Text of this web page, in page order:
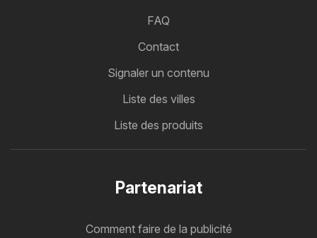
FAQ
Contact
Signaler un contenu
Liste des villes
Liste des produits
Partenariat
Comment faire de la publicité